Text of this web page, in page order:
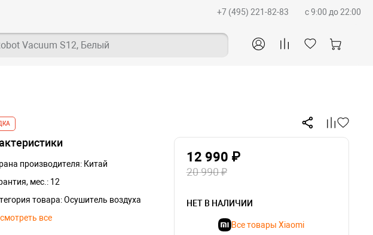
+7 (495) 221-82-83 c 9:00 до 22:00
Vacuum S12, Белый
производителя: Китай
мес.: 12
товара: Осушитель воздуха
все
12 990 ₽
20 990 ₽
НЕТ В НАЛИЧИИ
Все товары Xiaomi